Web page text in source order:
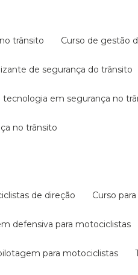
trânsito curso de gestão
de segurança do trânsito
tecnologia em segurança no
no trânsito
de direção curso
defensiva para motociclistas
para motociclistas